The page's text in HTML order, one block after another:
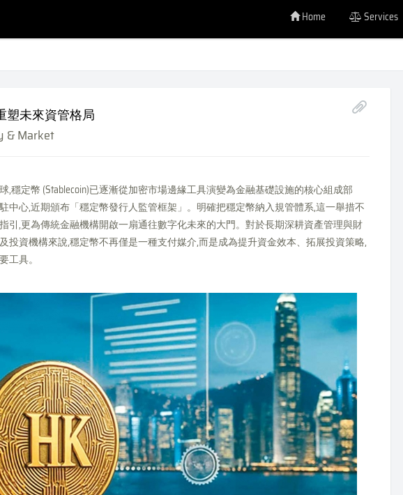
Home Services
塑未來資管格局
& Market
,穩定幣 (Stablecoin)已逐漸從加密市場邊緣工具演變為金融基礎設施的核心組成部
中心,近期頒布「穩定幣發行人監管框架」。明確把穩定幣納入規管體系,這一舉措不
引,更為傳統金融機構開啟一扇通往數字化未來的大門。對於長期深耕資產管理與財
投資機構來說,穩定幣不再僅是一種支付媒介,而是成為提升資金效本、拓展投資策略,
工具。